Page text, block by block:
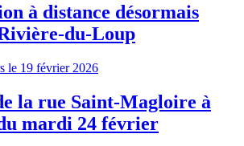
à distance désormais
du-Loup
le 19 février 2026
la rue Saint-Magloire à
mardi 24 février